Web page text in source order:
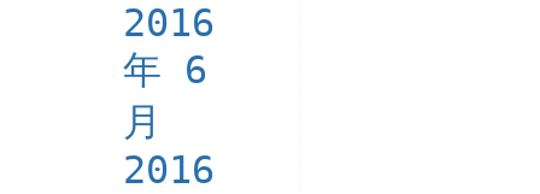
2016
年 6
月
2016